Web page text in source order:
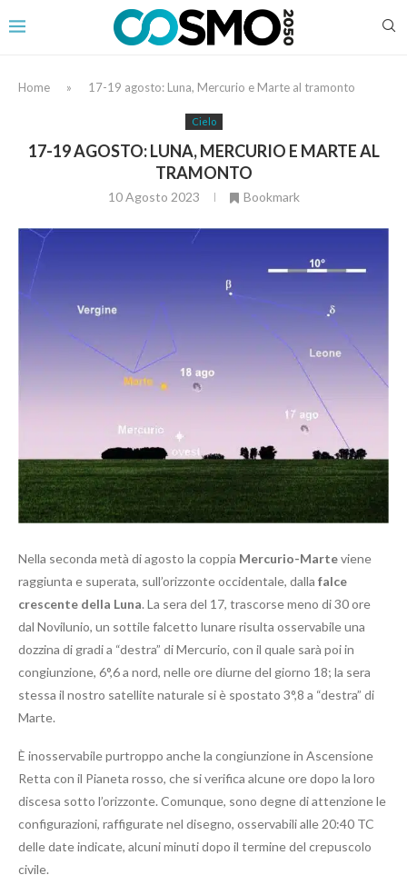
Home » 17-19 agosto: Luna, Mercurio e Marte al tramonto
Cielo
17-19 AGOSTO: LUNA, MERCURIO E MARTE AL
TRAMONTO
10 Agosto 2023 Bookmark
Nella seconda metà di agosto la coppia Mercurio-Marteviene
raggiunta e superata, sull’orizzonte occidentale, dalla falce
crescente della Luna. La sera del 17, trascorse meno di 30 ore
dal Novilunio, un sottile falcetto lunare risulta osservabile una
dozzina di gradi a “destra” di Mercurio, con il quale sarà poi in
congiunzione, 6°,6 a nord, nelle ore diurne del giorno 18; la sera
stessa il nostro satellite naturale si è spostato 3°,8 a “destra” di
Marte.
È inosservabile purtroppo anche la congiunzione in Ascensione
Retta con il Pianeta rosso, che si verifica alcune ore dopo la loro
discesa sotto l’orizzonte. Comunque, sono degne di attenzione le
configurazioni, raffigurate nel disegno, osservabili alle 20:40 TC
delle date indicate, alcuni minuti dopo il termine del crepuscolo
civile.